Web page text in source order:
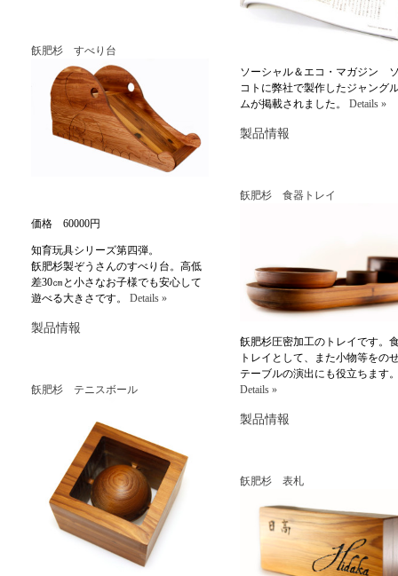
ソーシャル＆エコ・マガジン
コトに弊社で製作したジャング
ムが掲載されました。 Details »
製品情報
飫肥杉 すべり台
価格 60000円
知育玩具シリーズ第四弾。
飫肥杉製ぞうさんのすべり台。高低
差30㎝と小さなお子様でも安心して
遊べる大きさです。 Details »
製品情報
飫肥杉 食器トレイ
飫肥杉圧密加工のトレイです。
トレイとして、また小物等をの
テーブルの演出にも役立ちます
Details »
製品情報
飫肥杉 テニスボール
飫肥杉 表札